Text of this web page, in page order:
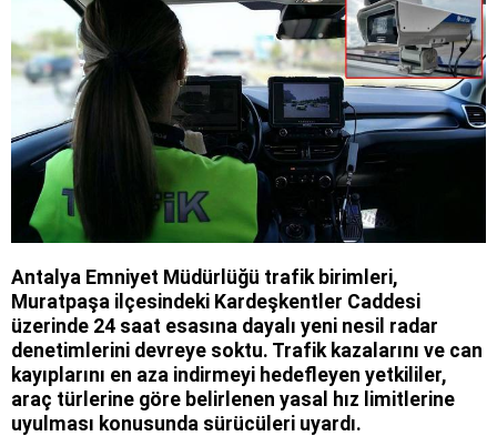
Antalya Emniyet Müdürlüğü trafik birimleri,
Muratpaşa ilçesindeki Kardeşkentler Caddesi
üzerinde 24 saat esasına dayalı yeni nesil radar
denetimlerini devreye soktu. Trafik kazalarını ve can
kayıplarını en aza indirmeyi hedefleyen yetkililer,
araç türlerine göre belirlenen yasal hız limitlerine
uyulması konusunda sürücüleri uyardı.